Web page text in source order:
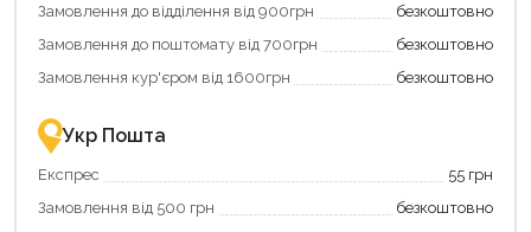
повернення
Економте
більше
-
із
державною
Замовлення до відділення від 900грн
безкоштовно
Замовлення до поштомату від 700грн
безкоштовно
Замовлення кур'єром від 1600грн
безкоштовно
Укр Пошта
Експрес
55 грн
Замовлення від 500 грн
безкоштовно